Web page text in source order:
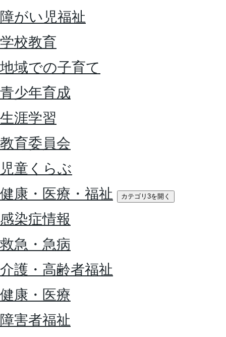
障がい児福祉
学校教育
地域での子育て
青少年育成
生涯学習
教育委員会
児童くらぶ
健康・医療・福祉
カテゴリ3を開く
感染症情報
救急・急病
介護・高齢者福祉
健康・医療
障害者福祉